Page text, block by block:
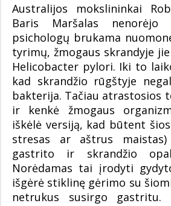
Australijos mokslininkai
Baris Maršalas
psichologų brukama
tyrimų, žmogaus skrandyje
Helicobacter pylori. Iki to
kad skrandžio rūgštyje
bakterija. Tačiau atrastosios
ir kenkė žmogaus
iškėlė versiją, kad būtent
stresas ar aštrus
gastrito ir skrandžio
Norėdamas tai įrodyti
išgėrė stiklinę gėrimo su
netrukus susirgo gastritu.